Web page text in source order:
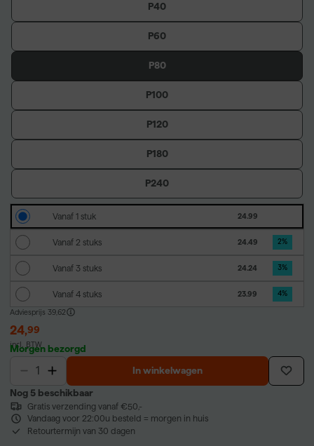
P40
P60
P80
P100
P120
P180
P240
Vanaf 1 stuk 24.99
Vanaf 2 stuks 24.49 2%
Vanaf 3 stuks 24.24 3%
Vanaf 4 stuks 23.99 4%
Adviesprijs 39,62
24,99
incl. BTW
Morgen bezorgd
In winkelwagen
Nog 5 beschikbaar
Gratis verzending vanaf €50,-
Vandaag voor 22:00u besteld = morgen in huis
Retourtermijn van 30 dagen